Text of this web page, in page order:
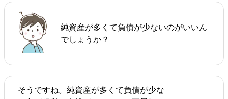
純資産が多くて負債が少ないのがいいん
でしょうか？
そうですね。純資産が多くて負債が少な